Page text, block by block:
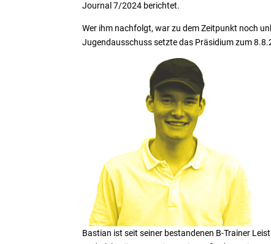
Journal 7/2024 berichtet.
Wer ihm nachfolgt, war zu dem Zeitpunkt noch
Jugendausschuss setzte das Präsidium zum
Bastian ist seit seiner bestandenen B-Trainer